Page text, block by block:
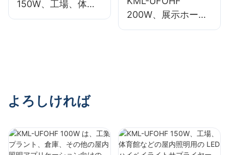
150W、工場、体育
館などの屋内照明用
200W、展示ホー
ル、体育館などの屋
よろしければ